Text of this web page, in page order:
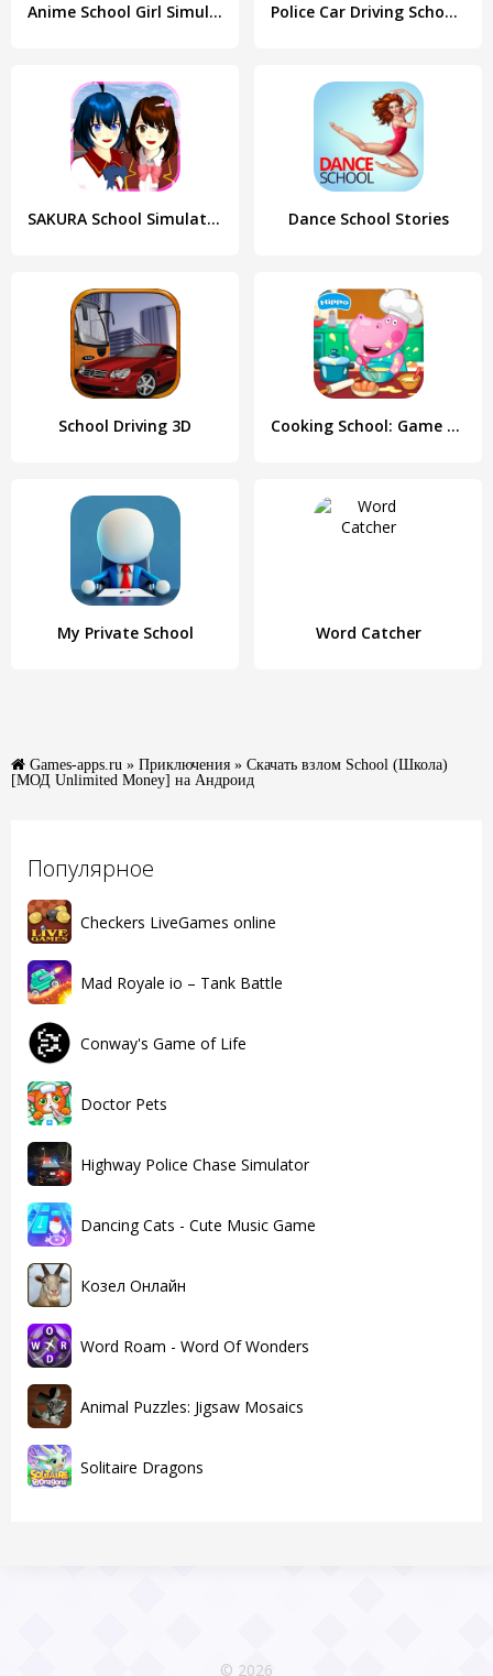
Популярное
Checkers LiveGames online
Mad Royale io – Tank Battle
Conway's Game of Life
Doctor Pets
Highway Police Chase Simulator
Dancing Cats - Cute Music Game
Козел Онлайн
Word Roam - Word Of Wonders
Animal Puzzles: Jigsaw Mosaics
Solitaire Dragons
Anime School Girl Simulator 3D Police Car Driving School Game
SAKURA School Simulator Dance School Stories
School Driving 3D Cooking School: Game for Girls
My Private School Word Catcher
Games-apps.ru » Приключения » Скачать взлом School (Школа)
[МОД Unlimited Money] на Андроид
© 2026